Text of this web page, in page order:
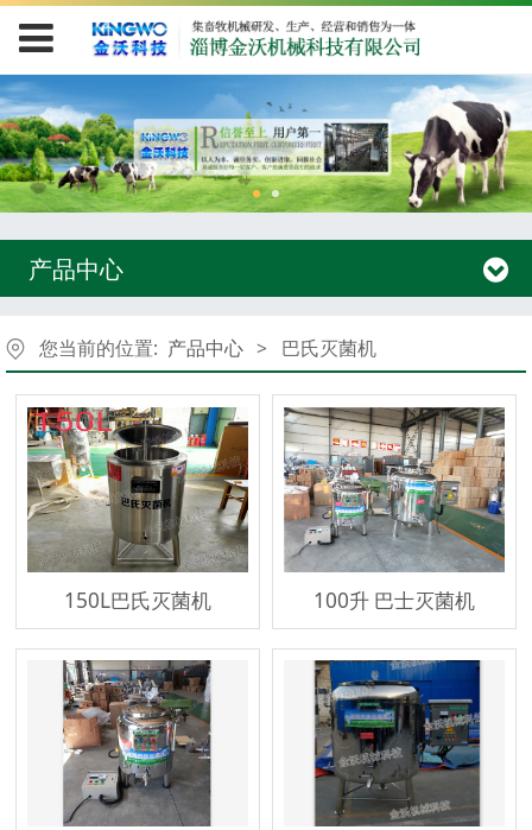
产品中心
您当前的位置: 产品中心 > 巴氏灭菌机
150L巴氏灭菌机 100升 巴士灭菌机